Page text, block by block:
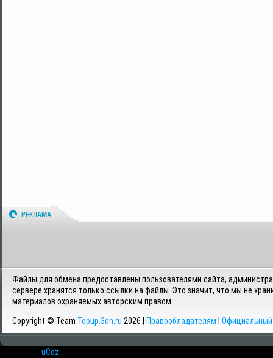
Файлы для обмена предоставлены пользователями сайта,
сервере хранятся только ссылки на файлы. Это значит, что мы не
материалов охраняемых авторским правом.
Copyright © Team Topup.3dn.ru 2026 | Правообладателям Официальный
uCoz